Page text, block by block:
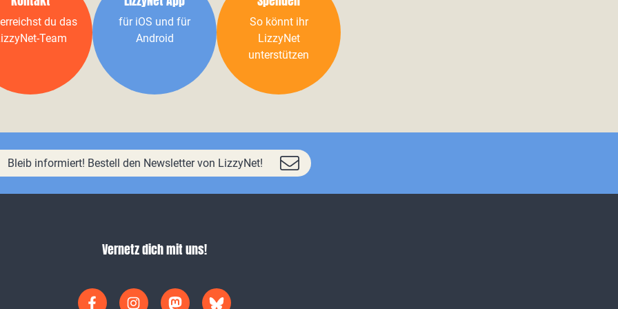
du das
Team
für iOS und für
Android
So könnt ihr
LizzyNet
unterstützen
Bleib informiert! Bestell den Newsletter von LizzyNet!
Vernetz dich mit uns!